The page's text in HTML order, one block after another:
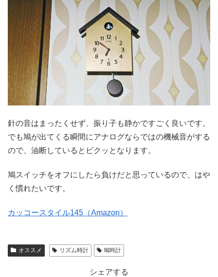
針の音はまったくせず、振り子も静かですごく良いです。
でも鳩が出てくる瞬間にアナログならではの機械音がする
ので、油断しているとビクッとなります。
鳩スイッチをオフにしたら負けだと思っているので、はや
く慣れたいです。
カッコースタイル145（Amazon）
オススメ リズム時計 鳩時計
シェアする